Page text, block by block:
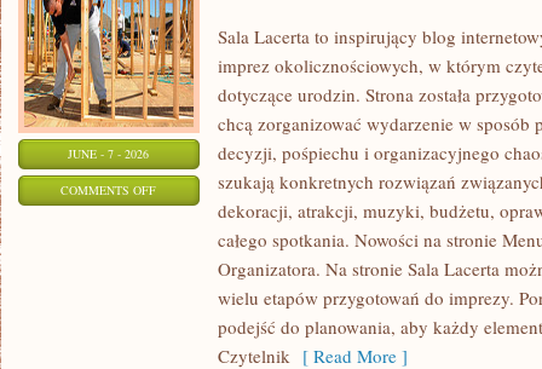
JUNE - 7 - 2026
COMMENTS OFFON
Sala Lacerta to inspirujący blog
imprez okolicznościowych, w którym
dotyczące urodzin. Strona została
chcą zorganizować wydarzenie w sposób
decyzji, pośpiechu i organizacyjnego
szukają konkretnych rozwiązań
dekoracji, atrakcji, muzyki, budżetu,
całego spotkania. Nowości na stronie
Organizatora. Na stronie Sala Lacerta
wielu etapów przygotowań do imprezy.
podejść do planowania, aby każdy
Czytelnik [ Read More ]